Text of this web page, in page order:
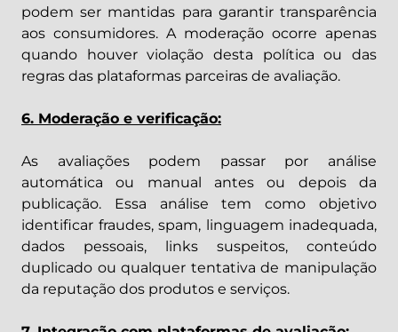
podem ser mantidas para garantir transparência
aos consumidores. A moderação ocorre apenas
quando houver violação desta política ou das
regras das plataformas parceiras de avaliação.
6. Moderação e verificação:
As avaliações podem passar por análise
automática ou manual antes ou depois da
publicação. Essa análise tem como objetivo
identificar fraudes, spam, linguagem inadequada,
dados pessoais, links suspeitos, conteúdo
duplicado ou qualquer tentativa de manipulação
da reputação dos produtos e serviços.